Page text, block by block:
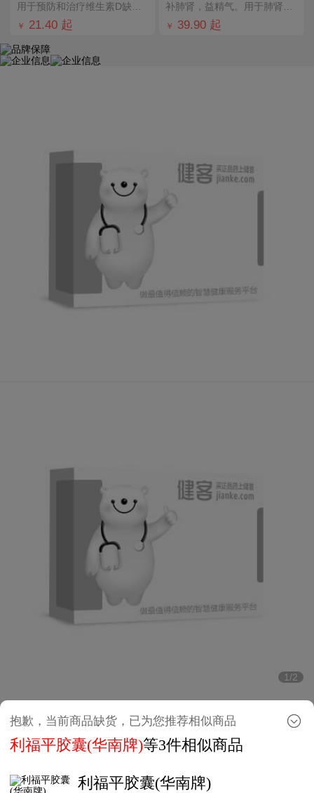
用于预防和治疗维生素D缺乏症
￥ 21.40 起
补肺肾，益精气。用于肺肾两虚引起的咳嗽、气喘、腰酸背痛；慢性支气管炎辅助治疗。
￥ 39.90 起
1/2
方舟健客活动
助勃全新剂型！速勃！最快12分钟起效！
必利劲治早泄不麻木，原装进口好品质！
抱歉，当前商品缺货，已为您推荐相似商品
利福平胶囊(华南牌)等3件相似商品
利福平胶囊(华南牌)